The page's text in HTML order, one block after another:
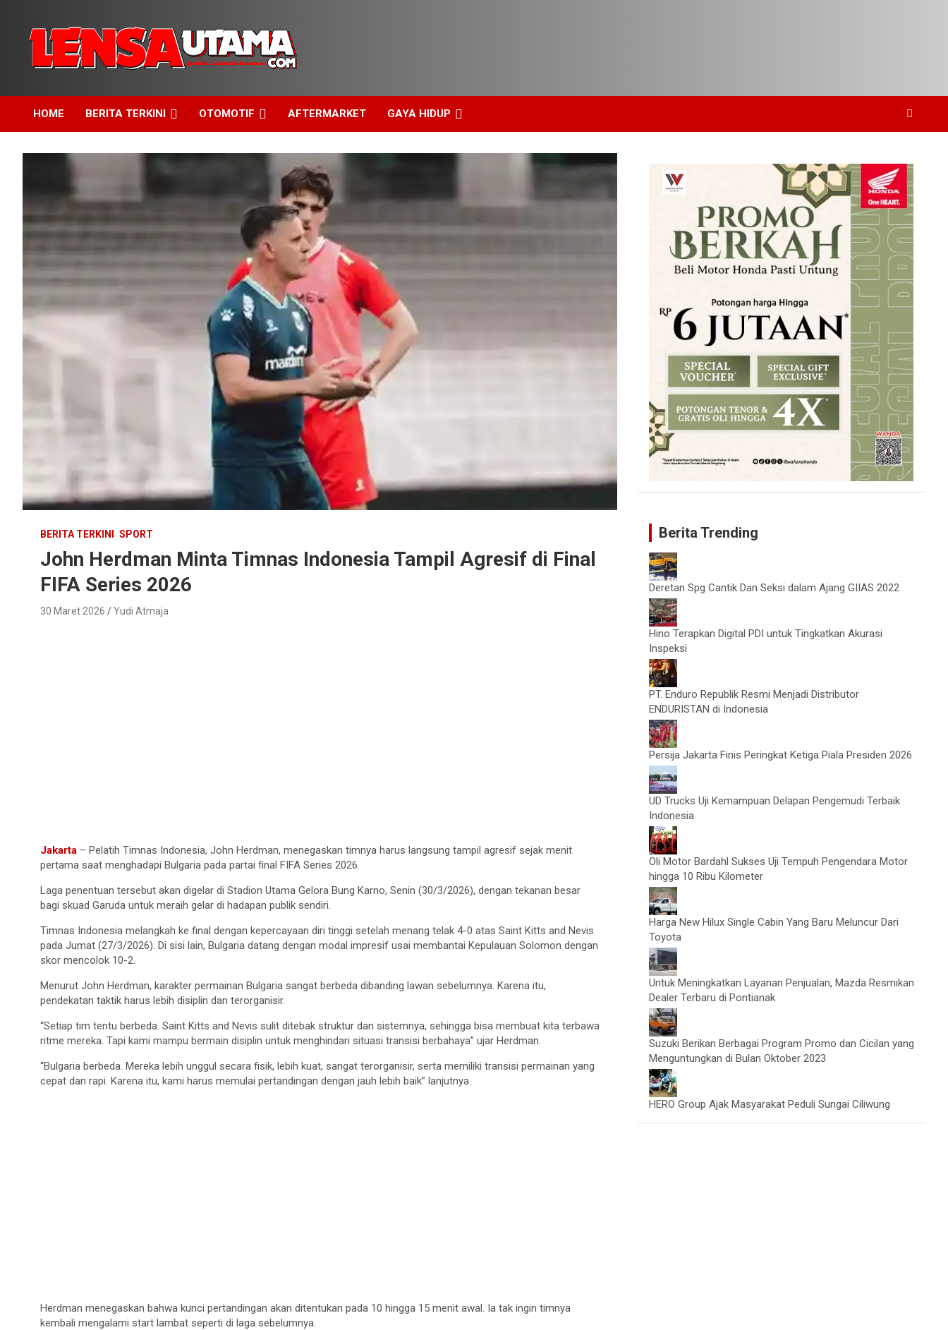
content
LensaUtama
HOME BERITA TERKINI OTOMOTIF AFTERMARKET GAYA HIDUP
BERITA TERKINI SPORT
John Herdman Minta Timnas Indonesia Tampil Agresif di Final
FIFA Series 2026
30 Maret 2026 Yudi Atmaja
Jakarta – Pelatih Timnas Indonesia, John Herdman, menegaskan timnya harus langsung tampil agresif sejak menit
pertama saat menghadapi Bulgaria pada partai final FIFA Series 2026.
Laga penentuan tersebut akan digelar di Stadion Utama Gelora Bung Karno, Senin (30/3/2026), dengan tekanan besar
bagi skuad Garuda untuk meraih gelar di hadapan publik sendiri.
Timnas Indonesia melangkah ke final dengan kepercayaan diri tinggi setelah menang telak 4-0 atas Saint Kitts and Nevis
pada Jumat (27/3/2026). Di sisi lain, Bulgaria datang dengan modal impresif usai membantai Kepulauan Solomon dengan
skor mencolok 10-2.
Menurut John Herdman, karakter permainan Bulgaria sangat berbeda dibanding lawan sebelumnya. Karena itu,
pendekatan taktik harus lebih disiplin dan terorganisir.
“Setiap tim tentu berbeda. Saint Kitts and Nevis sulit ditebak struktur dan sistemnya, sehingga bisa membuat kita terbawa
ritme mereka. Tapi kami mampu bermain disiplin untuk menghindari situasi transisi berbahaya” ujar Herdman.
“Bulgaria berbeda. Mereka lebih unggul secara fisik, lebih kuat, sangat terorganisir, serta memiliki transisi permainan yang
cepat dan rapi. Karena itu, kami harus memulai pertandingan dengan jauh lebih baik” lanjutnya.
Herdman menegaskan bahwa kunci pertandingan akan ditentukan pada 10 hingga 15 menit awal. Ia tak ingin timnya
kembali mengalami start lambat seperti di laga sebelumnya.
Berita Trending
Deretan Spg Cantik Dan Seksi dalam Ajang GIIAS 2022
Hino Terapkan Digital PDI untuk Tingkatkan Akurasi
Inspeksi
PT. Enduro Republik Resmi Menjadi Distributor
ENDURISTAN di Indonesia
Persija Jakarta Finis Peringkat Ketiga Piala Presiden 2026
UD Trucks Uji Kemampuan Delapan Pengemudi Terbaik
Indonesia
Oli Motor Bardahl Sukses Uji Tempuh Pengendara Motor
hingga 10 Ribu Kilometer
Harga New Hilux Single Cabin Yang Baru Meluncur Dari
Toyota
Untuk Meningkatkan Layanan Penjualan, Mazda Resmikan
Dealer Terbaru di Pontianak
Suzuki Berikan Berbagai Program Promo dan Cicilan yang
Menguntungkan di Bulan Oktober 2023
HERO Group Ajak Masyarakat Peduli Sungai Ciliwung